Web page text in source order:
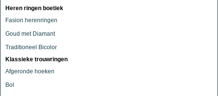
Heren ringen boetiek
Fasion herenringen
Goud met Diamant
Traditioneel Bicolor
Klassieke trouwringen
Afgeronde hoeken
Bol